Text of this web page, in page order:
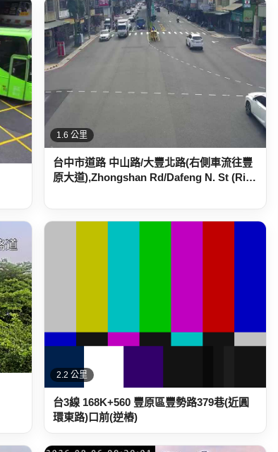
1.6 公里
台中市道路 中山路/大豐北路(右側車流往豐
原大道),Zhongshan Rd/Dafeng N. St (Ri…
2.2 公里
台3線 168K+560 豐原區豐勢路379巷(近圓
環東路)口前(逆樁)